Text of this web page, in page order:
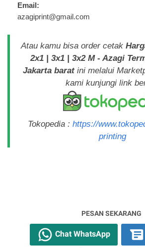
Email:
azagiprint@gmail.com
Atau kamu bisa order cetak
2x1 | 3x1 | 3x2 M - Azagi
Jakarta baratini melalui
kami kunjungi link
Tokopedia : https://
printing
PESAN SEKARANG
Chat WhatsApp